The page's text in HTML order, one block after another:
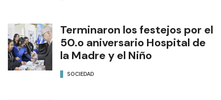
Terminaron los festejos por el
50.o aniversario Hospital de
la Madre y el Niño
SOCIEDAD